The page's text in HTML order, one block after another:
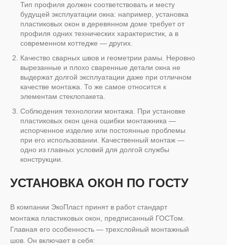
Тип профиля должен соответствовать и месту
будущей эксплуатации окна: например, установка
пластиковых окон в деревянном доме требует от
профиля одних технических характеристик, а в
современном коттедже — других.
Качество сварных швов и геометрии рамы . Неровно
вырезанные и плохо сваренные детали окна не
выдержат долгой эксплуатации даже при отличном
качестве монтажа. То же самое относится к
элементам стеклопакета.
Соблюдения технологии монтажа . При установке
пластиковых окон цена ошибки монтажника —
испорченное изделие или постоянные проблемы
при его использовании. Качественный монтаж —
одно из главных условий для долгой службы
конструкции.
УСТАНОВКА ОКОН ПО ГОСТУ
В компании ЭкоПласт принят в работ стандарт
монтажа пластиковых окон, предписанный ГОСТом.
Главная его особенность — трехслойный монтажный
шов. Он включает в себя: